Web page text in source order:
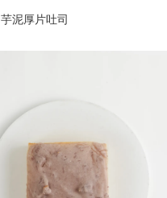
芋泥厚片吐司